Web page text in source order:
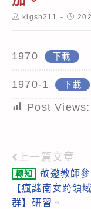
Postklgsh211
Post
1970 下載
1970-1 下載
Post Views:
Read
more
articles
上一篇文章
轉知
敬邀教師
【瘋謎南女跨領
群】研習。